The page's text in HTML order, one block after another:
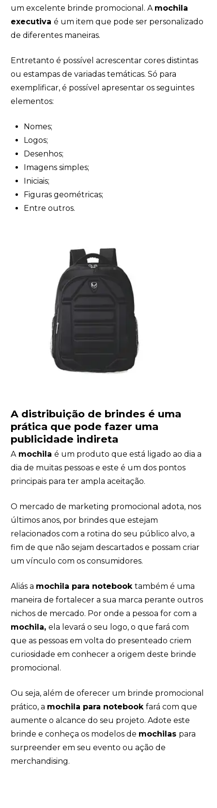
um excelente brinde promocional. A mochila
executivaé um item que pode ser personalizado
de diferentes maneiras.
Entretanto é possível acrescentar cores distintas
ou estampas de variadas temáticas. Só para
exemplificar, é possível apresentar os seguintes
elementos:
Nomes;
Logos;
Desenhos;
Imagens simples;
Iniciais;
Figuras geométricas;
Entre outros.
A distribuição de brindes é uma
prática que pode fazer uma
publicidade indireta
Amochilaé um produto que está ligado ao dia a
dia de muitas pessoas e este é um dos pontos
principais para ter ampla aceitação.
O mercado de marketing promocional adota, nos
últimos anos, por brindes que estejam
relacionados com a rotina do seu público alvo, a
fim de que não sejam descartados e possam criar
um vínculo com os consumidores.
Aliás a mochila para notebooktambém é uma
maneira de fortalecer a sua marca perante outros
nichos de mercado. Por onde a pessoa for com a
mochila,ela levará o seu logo, o que fará com
que as pessoas em volta do presenteado criem
curiosidade em conhecer a origem deste brinde
promocional.
Ou seja, além de oferecer um brinde promocional
prático, a mochila para notebookfará com que
aumente o alcance do seu projeto. Adote este
brinde e conheça os modelos de mochilas para
surpreender em seu evento ou ação de
merchandising.